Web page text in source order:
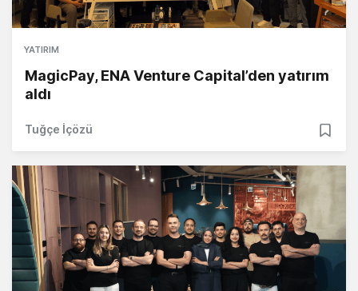
YATIRIM
MagicPay, ENA Venture Capital’den yatırım
aldı
Tuğçe İçözü